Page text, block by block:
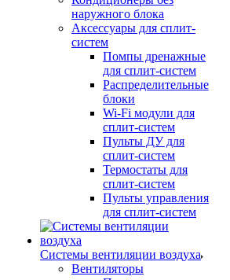
наружного блока
Аксессуары для сплит-
систем
Помпы дренажные
для сплит-систем
Распределительные
блоки
Wi-Fi модули для
сплит-систем
Пульты ДУ для
сплит-систем
Термостаты для
сплит-систем
Пульты управления
для сплит-систем
Системы вентиляции воздуха
Вентиляторы